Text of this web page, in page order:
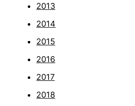
2013
2014
2015
2016
2017
2018